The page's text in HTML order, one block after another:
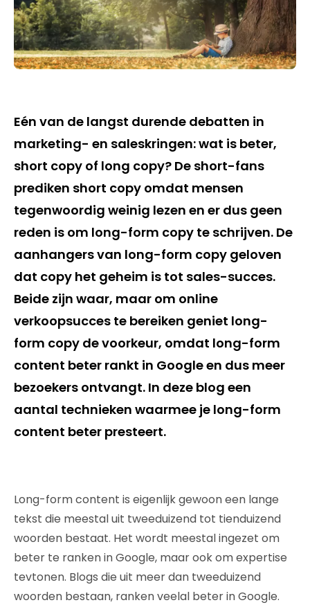
Eén van de langst durende debatten in
marketing- en saleskringen: wat is beter,
short copy of long copy? De short-fans
prediken short copy omdat mensen
tegenwoordig weinig lezen en er dus geen
reden is om long-form copy te schrijven. De
aanhangers van long-form copy geloven
dat copy het geheim is tot sales-succes.
Beide zijn waar, maar om online
verkoopsucces te bereiken geniet long-
form copy de voorkeur, omdat long-form
content beter rankt in Google en dus meer
bezoekers ontvangt. In deze blog een
aantal technieken waarmee je long-form
content beter presteert.
Long-form content is eigenlijk gewoon een lange
tekst die meestal uit tweeduizend tot tienduizend
woorden bestaat. Het wordt meestal ingezet om
beter te ranken in Google, maar ook om expertise
tevtonen. Blogs die uit meer dan tweeduizend
woorden bestaan, ranken veelal beter in Google.